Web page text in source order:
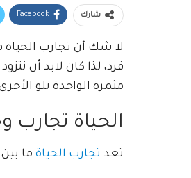
شارك Facebook
لا شك أن تجارب
فرد، لذا كان لابد أن
مثمرة الواحدة تلو
الحياة تجارب
تعد تجارب الحياة ما